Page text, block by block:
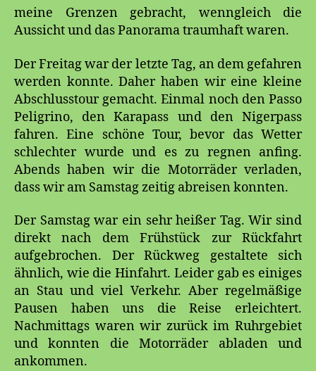
meine Grenzen gebracht, wenngleich die
Aussicht und das Panorama traumhaft waren.
Der Freitag war der letzte Tag, an dem gefahren
werden konnte. Daher haben wir eine kleine
Abschlusstour gemacht. Einmal noch den Passo
Peligrino, den Karapass und den Nigerpass
fahren. Eine schöne Tour, bevor das Wetter
schlechter wurde und es zu regnen anfing.
Abends haben wir die Motorräder verladen,
dass wir am Samstag zeitig abreisen konnten.
Der Samstag war ein sehr heißer Tag. Wir sind
direkt nach dem Frühstück zur Rückfahrt
aufgebrochen. Der Rückweg gestaltete sich
ähnlich, wie die Hinfahrt. Leider gab es einiges
an Stau und viel Verkehr. Aber regelmäßige
Pausen haben uns die Reise erleichtert.
Nachmittags waren wir zurück im Ruhrgebiet
und konnten die Motorräder abladen und
ankommen.